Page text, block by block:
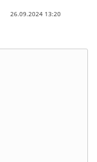
26.09.2024 13:20